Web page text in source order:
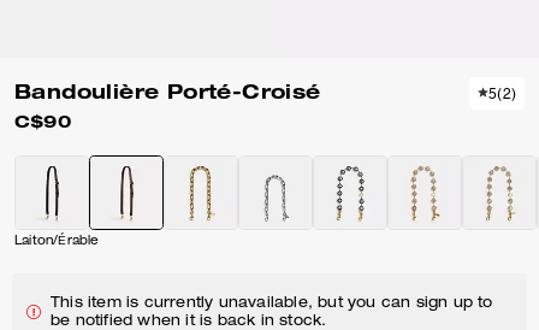
Bandoulière Porté-Croisé
C$90
5(2)
Laiton/Érable
This item is currently unavailable, but you can sign up to
be notified when it is back in stock.